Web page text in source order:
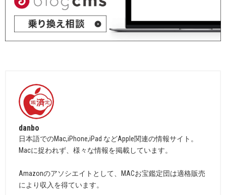
danbo
日本語でのMac,iPhone,iPad などApple関連の情報サイト。
Macに捉われず、様々な情報を掲載しています。
Amazonのアソシエイトとして、MACお宝鑑定団は適格販売
により収入を得ています。